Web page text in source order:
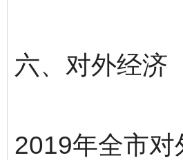
六、对外经济
2019年全市